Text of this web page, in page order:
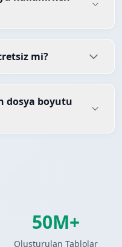
mi?
dosya boyutu
50M+
Oluşturulan Tablolar